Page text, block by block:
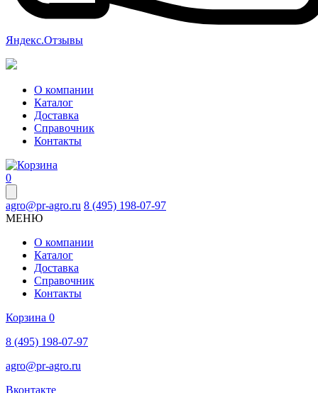
Яндекс.Отзывы
О компании
Каталог
Доставка
Справочник
Контакты
0
agro@pr-agro.ru 8 (495) 198-07-97
МЕНЮ
О компании
Каталог
Доставка
Справочник
Контакты
Корзина 0
8 (495) 198-07-97
agro@pr-agro.ru
Вконтакте